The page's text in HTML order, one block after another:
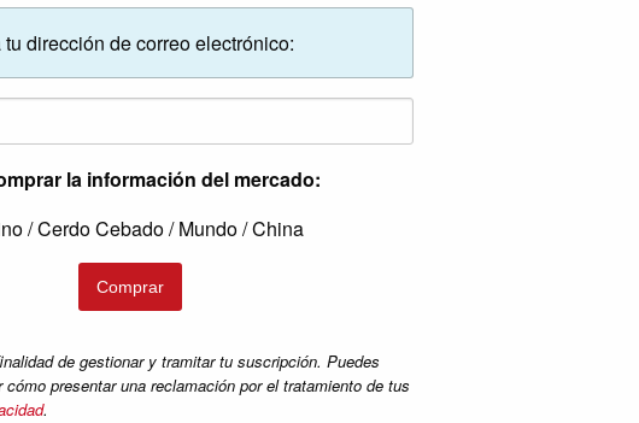
dirección de correo electrónico:
la información del mercado:
/ Cerdo Cebado / Mundo / China
de gestionar y tramitar tu suscripción. Puedes
presentar una reclamación por el tratamiento de tus
.